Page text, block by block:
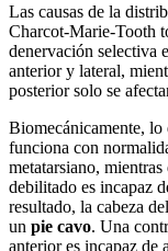
Las causas de la
Charcot-Marie-Tooth
denervación selectiva
anterior y lateral,
posterior solo se
Biomecánicamente, lo
funciona con
metatarsiano,
debilitado es incapaz
resultado, la cabeza
un pie cavo. Una
anterior es incapaz de